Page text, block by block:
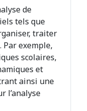
de
tels que
traiter
exemple,
scolaires,
et
ainsi une
l’analyse